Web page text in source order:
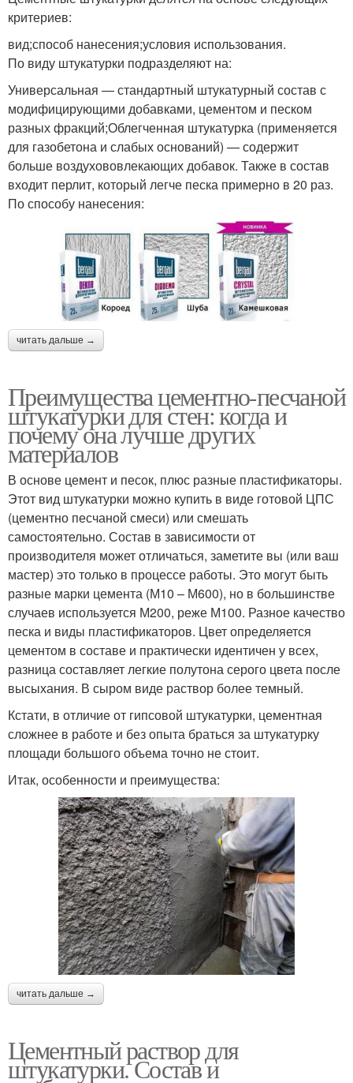
критериев:
вид;способ нанесения;условия использования.
По виду штукатурки подразделяют на:
Универсальная — стандартный штукатурный состав с
модифицирующими добавками, цементом и песком
разных фракций;Облегченная штукатурка (применяется
для газобетона и слабых оснований) — содержит
больше воздухововлекающих добавок. Также в состав
входит перлит, который легче песка примерно в 20 раз.
По способу нанесения:
читать дальше →
Преимущества цементно-песчаной
штукатурки для стен: когда и
почему она лучше других
материалов
В основе цемент и песок, плюс разные пластификаторы.
Этот вид штукатурки можно купить в виде готовой ЦПС
(цементно песчаной смеси) или смешать
самостоятельно. Состав в зависимости от
производителя может отличаться, заметите вы (или ваш
мастер) это только в процессе работы. Это могут быть
разные марки цемента (М10 – М600), но в большинстве
случаев используется М200, реже М100. Разное качество
песка и виды пластификаторов. Цвет определяется
цементом в составе и практически идентичен у всех,
разница составляет легкие полутона серого цвета после
высыхания. В сыром виде раствор более темный.
Кстати, в отличие от гипсовой штукатурки, цементная
сложнее в работе и без опыта браться за штукатурку
площади большого объема точно не стоит.
Итак, особенности и преимущества:
читать дальше →
Цементный раствор для
штукатурки. Состав и